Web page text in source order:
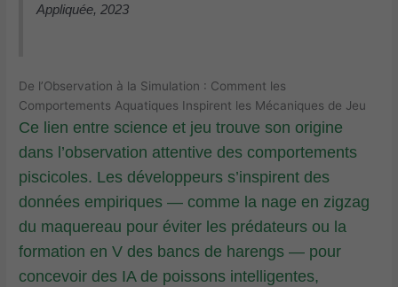
Appliquée, 2023
De l’Observation à la Simulation : Comment les
Comportements Aquatiques Inspirent les Mécaniques de Jeu
Ce lien entre science et jeu trouve son origine
dans l’observation attentive des comportements
piscicoles. Les développeurs s’inspirent des
données empiriques — comme la nage en zigzag
du maquereau pour éviter les prédateurs ou la
formation en V des bancs de harengs — pour
concevoir des IA de poissons intelligentes,